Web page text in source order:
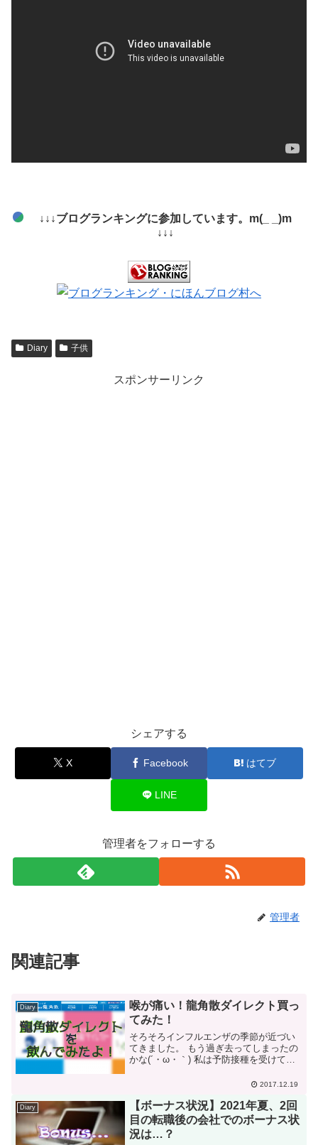
↓↓↓ブログランキングに参加しています。m(_ _)m
↓↓↓
Diary 子供
スポンサーリンク
シェアする
X Facebook はてブ
LINE
管理者をフォローする
管理者
関連記事
Diary
喉が痛い！龍角散ダイレクト買っ
てみた！
そろそろインフルエンザの季節が近づい
てきました。 もう過ぎ去ってしまったの
かな(´・ω・｀) 私は予防接種を受けてい
中で無事に予防接種を受けてきたようで
けどねｗ さて...
2017.12.19
Diary
【ボーナス状況】2021年夏、2回
目の転職後の会社でのボーナス状
況は…？